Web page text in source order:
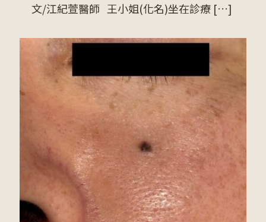
文/江紀萱醫師 王小姐(化名)坐在診療 […]